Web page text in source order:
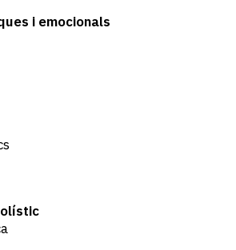
i emocionals